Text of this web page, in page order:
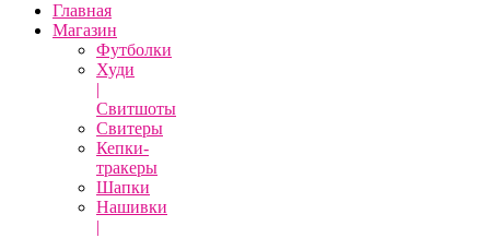
Главная
Магазин
Футболки
Худи
|
Свитшоты
Свитеры
Кепки-
тракеры
Шапки
Нашивки
|